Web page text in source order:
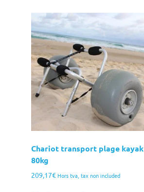
Chariot transport plage kayak
80kg
209,17€ Hors tva, tax non included